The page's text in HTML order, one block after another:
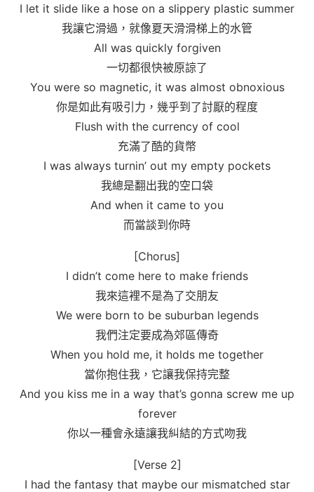
I let it slide like a hose on a slippery plastic summer
我讓它滑過，就像夏天滑滑梯上的水管
All was quickly forgiven
一切都很快被原諒了
You were so magnetic, it was almost obnoxious
你是如此有吸引力，幾乎到了討厭的程度
Flush with the currency of cool
充滿了酷的貨幣
I was always turnin’ out my empty pockets
我總是翻出我的空口袋
And when it came to you
而當談到你時
[Chorus]
I didn’t come here to make friends
我來這裡不是為了交朋友
We were born to be suburban legends
我們注定要成為郊區傳奇
When you hold me, it holds me together
當你抱住我，它讓我保持完整
And you kiss me in a way that’s gonna screw me up
forever
你以一種會永遠讓我糾結的方式吻我
[Verse 2]
I had the fantasy that maybe our mismatched star